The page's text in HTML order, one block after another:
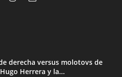
derecha versus molotovs de
Herrera y la...